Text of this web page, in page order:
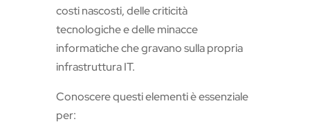
costi nascosti, delle criticità
tecnologiche e delle minacce
informatiche che gravano sulla propria
infrastruttura IT.
Conoscere questi elementi è essenziale
per: